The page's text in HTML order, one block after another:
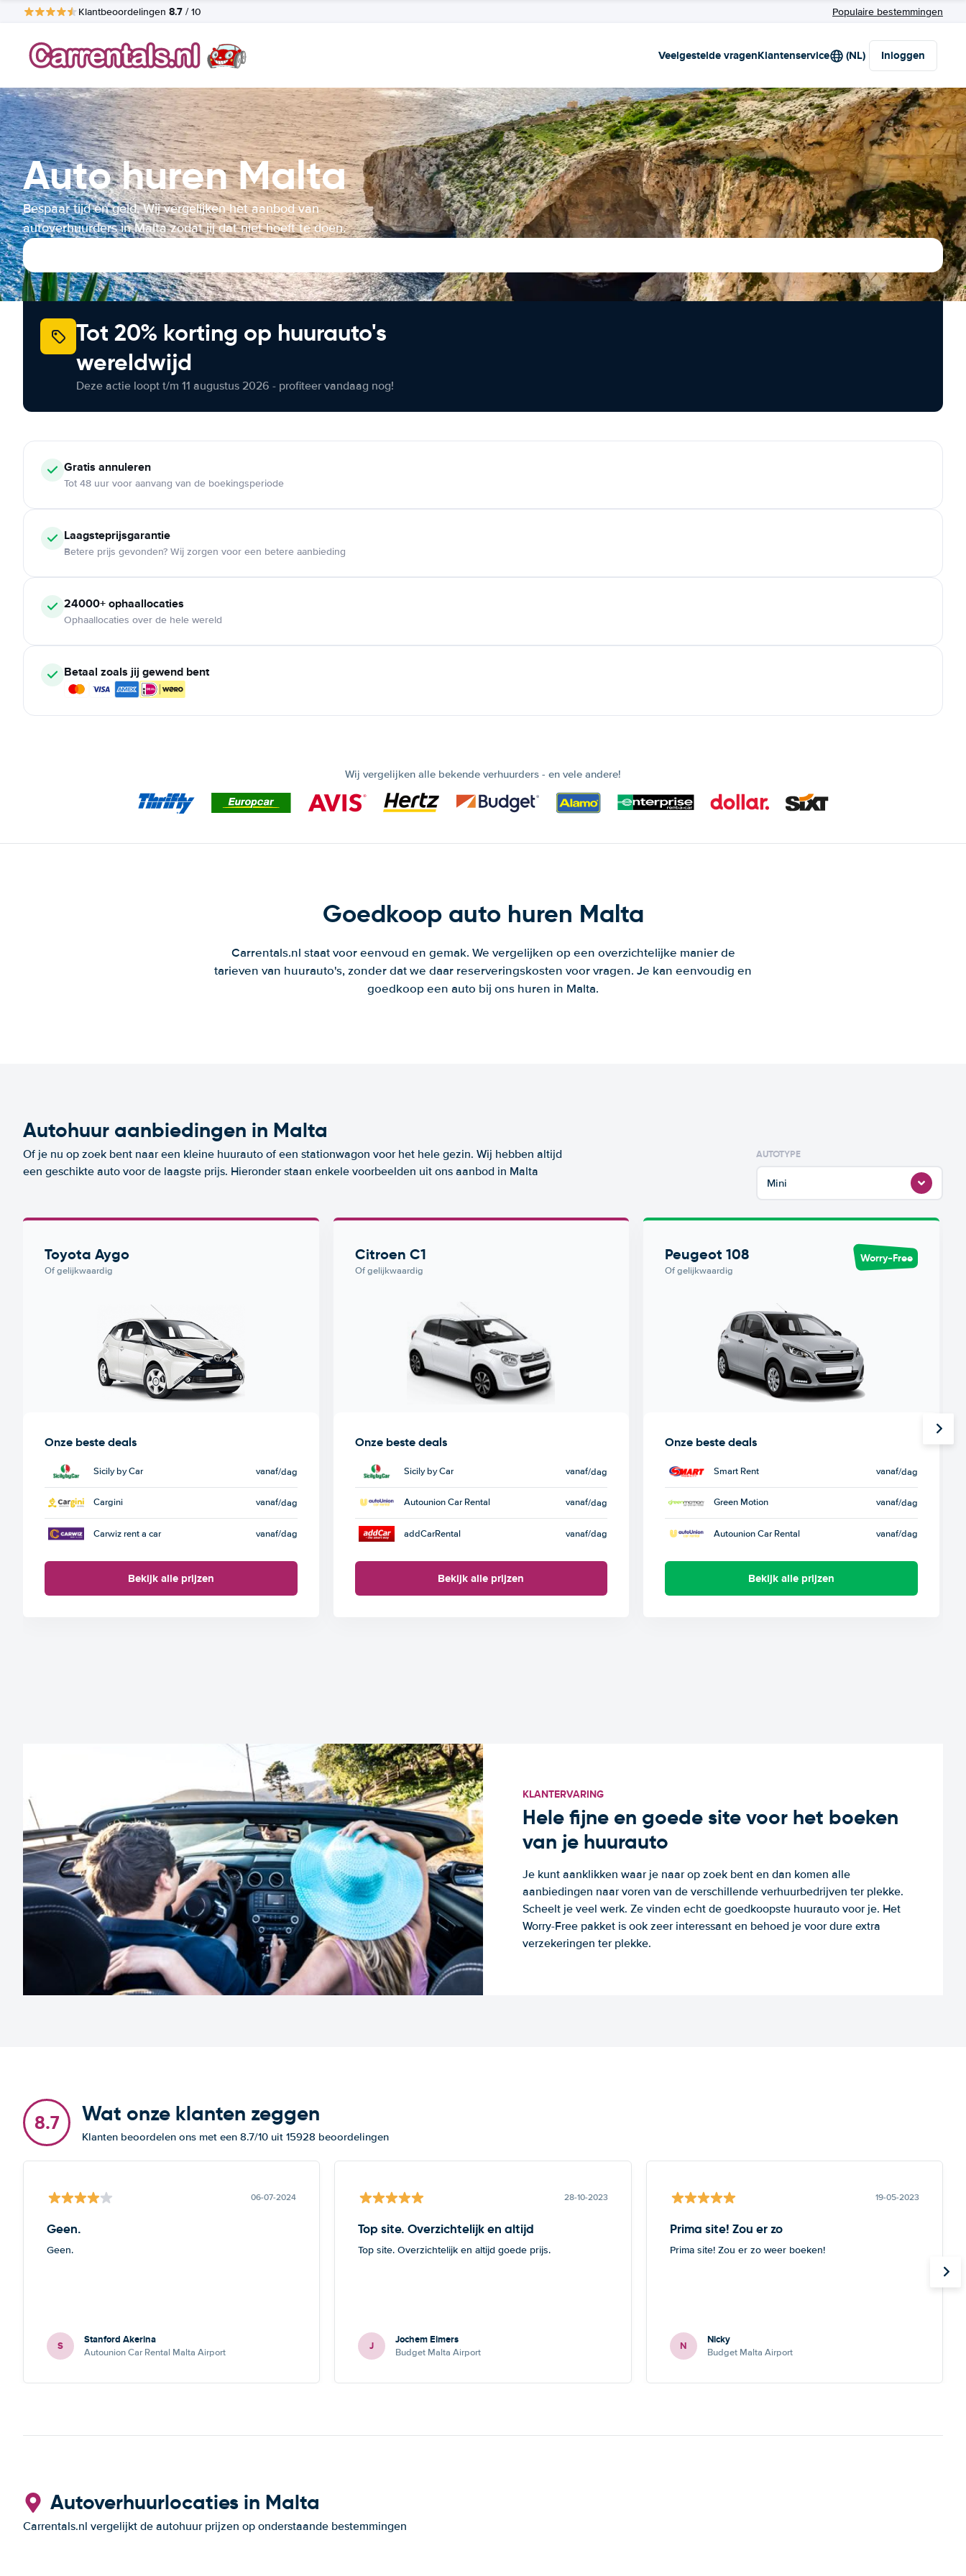
Klantbeoordelingen 8.7 / 10 Populaire bestemmingen
Veelgestelde vragenKlantenservice (NL) Inloggen
Auto huren Malta
Bespaar tijd en geld. Wij vergelijken het aanbod van
autoverhuurders in Malta zodat jij dat niet hoeft te doen.
Tot 20% korting op huurauto's
wereldwijd
Deze actie loopt t/m 11 augustus 2026 - profiteer vandaag nog!
Gratis annuleren
Tot 48 uur voor aanvang van de boekingsperiode
Laagsteprijsgarantie
Betere prijs gevonden? Wij zorgen voor een betere aanbieding
24000+ ophaallocaties
Ophaallocaties over de hele wereld
Betaal zoals jij gewend bent
Wij vergelijken alle bekende verhuurders - en vele andere!
Goedkoop auto huren Malta
Carrentals.nl staat voor eenvoud en gemak. We vergelijken op een overzichtelijke manier de
tarieven van huurauto's, zonder dat we daar reserveringskosten voor vragen. Je kan eenvoudig en
goedkoop een auto bij ons huren in Malta.
Autohuur aanbiedingen in Malta
Of je nu op zoek bent naar een kleine huurauto of een stationwagon voor het hele gezin. Wij hebben altijd
een geschikte auto voor de laagste prijs. Hieronder staan enkele voorbeelden uit ons aanbod in Malta
AUTOTYPE
Mini
Toyota Aygo
Of gelijkwaardig
Onze beste deals
Sicily by Car vanaf/dag
Cargini vanaf/dag
Carwiz rent a car vanaf/dag
Bekijk alle prijzen
Citroen C1
Of gelijkwaardig
Onze beste deals
Sicily by Car vanaf/dag
Autounion Car Rental vanaf/dag
addCarRental vanaf/dag
Bekijk alle prijzen
Peugeot 108
Of gelijkwaardig
Worry-Free
Onze beste deals
Smart Rent vanaf/dag
Green Motion vanaf/dag
Autounion Car Rental vanaf/dag
Bekijk alle prijzen
KLANTERVARING
Hele fijne en goede site voor het boeken
van je huurauto
Je kunt aanklikken waar je naar op zoek bent en dan komen alle
aanbiedingen naar voren van de verschillende verhuurbedrijven ter plekke.
Scheelt je veel werk. Ze vinden echt de goedkoopste huurauto voor je. Het
Worry-Free pakket is ook zeer interessant en behoed je voor dure extra
verzekeringen ter plekke.
8.7 Wat onze klanten zeggen
Klanten beoordelen ons met een 8.7/10 uit 15928 beoordelingen
06-07-2024
Geen.
Geen.
S Stanford Akerina
Autounion Car Rental Malta Airport
28-10-2023
Top site. Overzichtelijk en altijd
Top site. Overzichtelijk en altijd goede prijs.
J Jochem Eimers
Budget Malta Airport
19-05-2023
Prima site! Zou er zo
Prima site! Zou er zo weer boeken!
N Nicky
Budget Malta Airport
Autoverhuurlocaties in Malta
Carrentals.nl vergelijkt de autohuur prijzen op onderstaande bestemmingen